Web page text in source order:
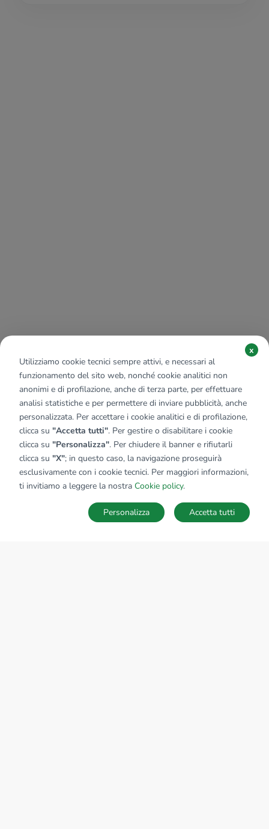
SALVA RICERCA
Utilizziamo cookie tecnici sempre attivi, e necessari al
funzionamento del sito web, nonché cookie analitici non
anonimi e di profilazione, anche di terza parte, per effettuare
analisi statistiche e per permettere di inviare pubblicità, anche
personalizzata. Per accettare i cookie analitici e di profilazione,
clicca su "Accetta tutti". Per gestire o disabilitare i cookie
clicca su "Personalizza". Per chiudere il banner e rifiutarli
clicca su "X"; in questo caso, la navigazione proseguirà
esclusivamente con i cookie tecnici. Per maggiori informazioni,
ti invitiamo a leggere la nostra Cookie policy.
x
Accetta tutti
Personalizza